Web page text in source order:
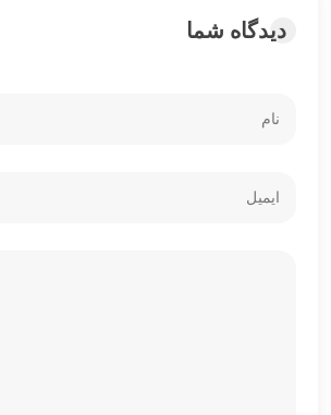
دیدگاه شما